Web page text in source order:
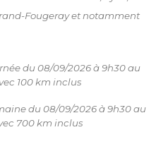
Fougeray et notamment
du 08/09/2026 à 9h30 au
100 km inclus
du 08/09/2026 à 9h30 au
700 km inclus